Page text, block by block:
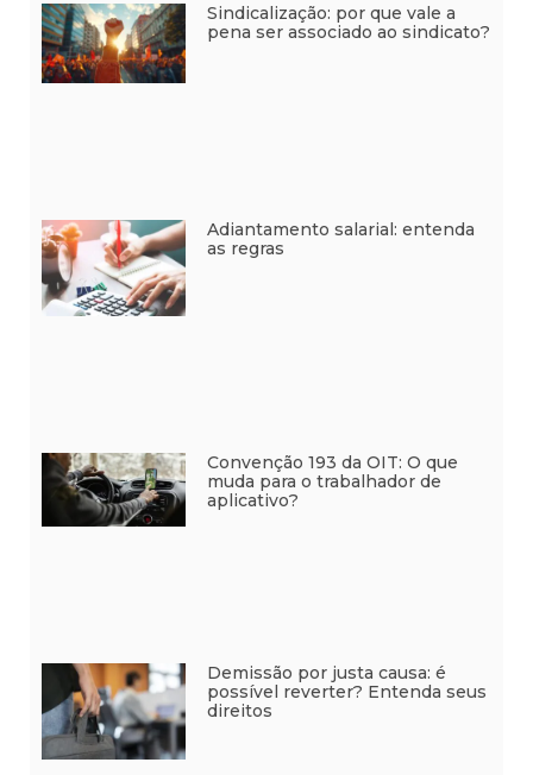
Sindicalização: por que vale a
pena ser associado ao sindicato?
Adiantamento salarial: entenda
as regras
Convenção 193 da OIT: O que
muda para o trabalhador de
aplicativo?
Demissão por justa causa: é
possível reverter? Entenda seus
direitos